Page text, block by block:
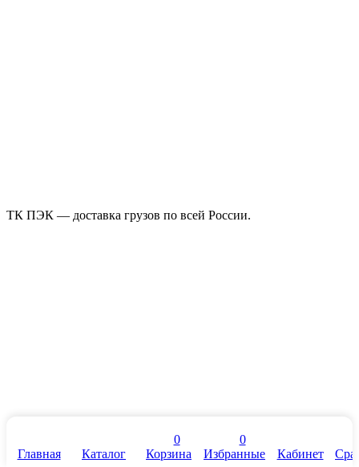
ТК ПЭК — доставка грузов по всей России.
Главная Каталог
0
Корзина
0
Избранные
Кабинет